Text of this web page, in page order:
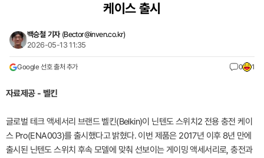
케이스 출시
백승철 기자 (Bector@inven.co.kr)
2026-05-13 11:35
Google 선호 출처 추가 0 1
자료제공 - 벨킨
글로벌 테크 액세서리 브랜드 벨킨(Belkin)이 닌텐도 스위치2 전용 충전 케이
스 Pro(ENA003)를 출시했다고 밝혔다. 이번 제품은 2017년 이후 8년 만에
출시된 닌텐도 스위치 후속 모델에 맞춰 선보이는 게이밍 액세서리로, 충전과